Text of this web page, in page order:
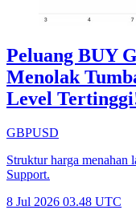
Peluang BUY
Menolak
Level
GBPUSD
Struktur harga menahan
Support.
8 Jul 2026 03.48 UTC